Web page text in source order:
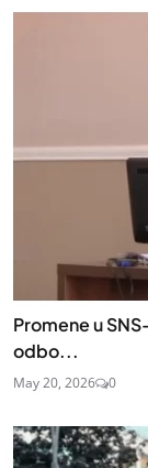
Promene u
odbo...
May 20, 2026 0